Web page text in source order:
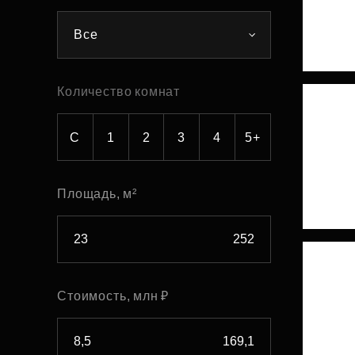
Все
Количество комнат
С 1 2 3 4 5+
Площадь, м²
Стоимость, млн ₽